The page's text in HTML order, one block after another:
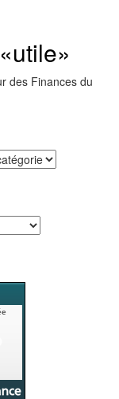
des Finances du